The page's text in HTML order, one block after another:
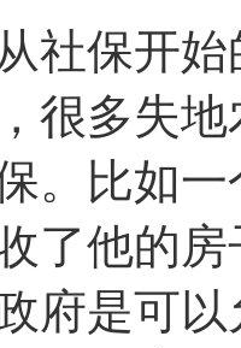
社保开
很多失
。比如
了他的
府是可